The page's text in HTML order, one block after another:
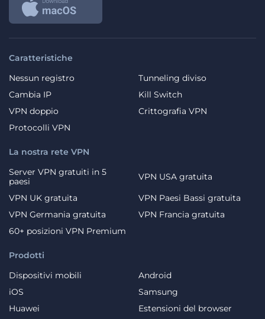
Caratteristiche
Nessun registro
Tunneling diviso
Cambia IP
Kill Switch
VPN doppio
Crittografia VPN
Protocolli VPN
Prodotti
Dispositivi mobili
Android
iOS
Samsung
Huawei
Estensioni del browser
La nostra rete VPN
Server VPN gratuiti in 5
paesi
VPN USA gratuita
VPN UK gratuita
VPN Paesi Bassi gratuita
VPN Germania gratuita
VPN Francia gratuita
60+ posizioni VPN Premium